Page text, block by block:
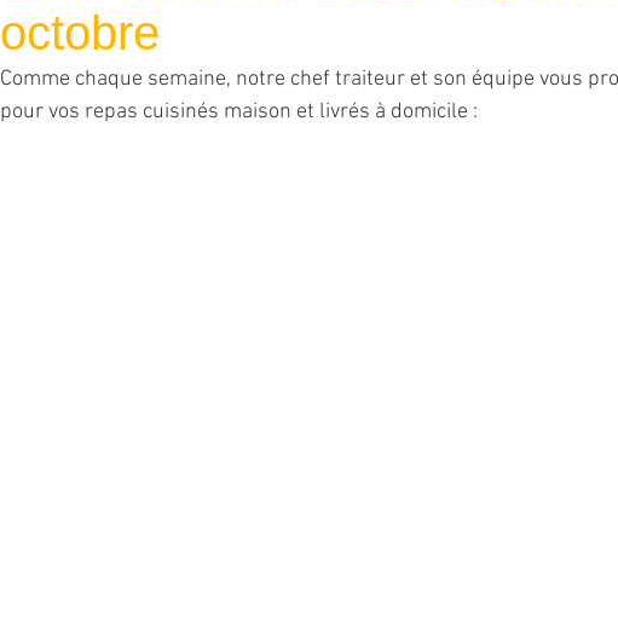
octobre
Comme chaque semaine, notre chef traiteur et son équipe vous
pour vos repas cuisinés maison et livrés à domicile :